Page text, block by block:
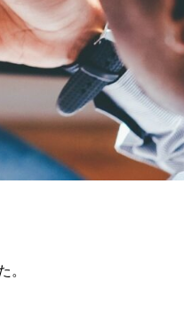
。